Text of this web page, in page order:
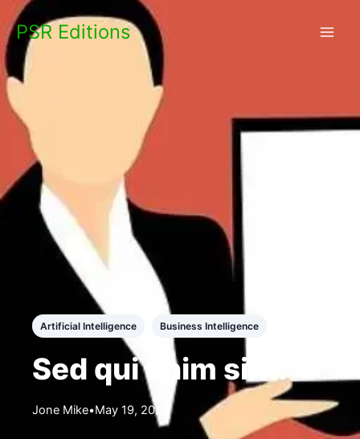
Skip
to
content
PSR Editions
Artificial Intelligence Business Intelligence
Sed qui enim sint.
Jone Mike•May 19, 2026